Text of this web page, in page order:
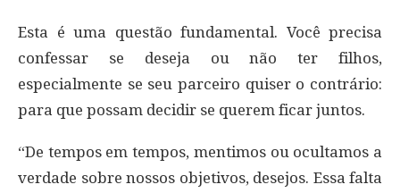
Esta é uma questão fundamental. Você precisa
confessar se deseja ou não ter filhos,
especialmente se seu parceiro quiser o contrário:
para que possam decidir se querem ficar juntos.
“De tempos em tempos, mentimos ou ocultamos a
verdade sobre nossos objetivos, desejos. Essa falta